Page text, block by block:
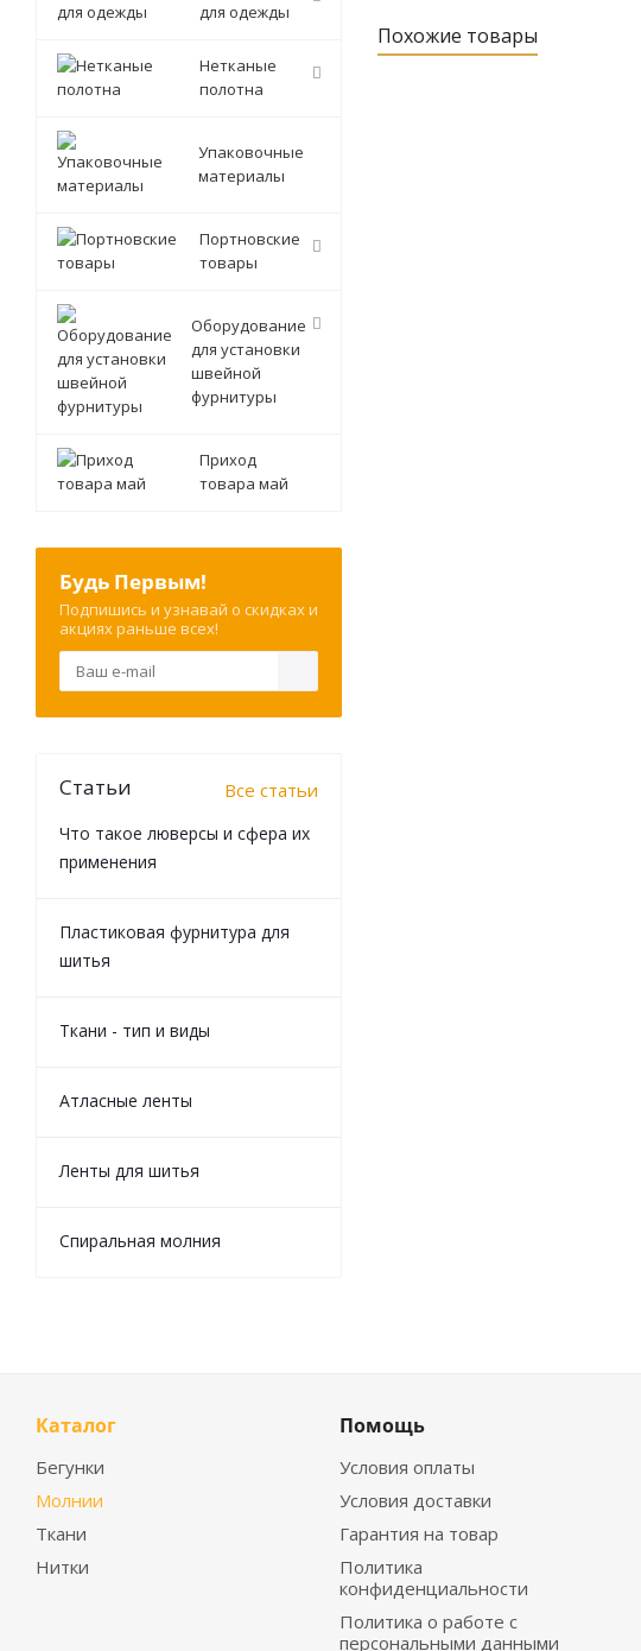
Похожие товары
для одежды
Нетканые
полотна
Упаковочные
материалы
Портновские
товары
Оборудование
для установки
швейной
фурнитуры
Приход
товара май
Будь Первым!
Подпишись и узнавай о скидках и
акциях раньше всех!
Статьи Все статьи
Что такое люверсы и сфера их
применения
Пластиковая фурнитура для
шитья
Ткани - тип и виды
Атласные ленты
Ленты для шитья
Спиральная молния
Каталог
Бегунки
Молнии
Ткани
Нитки
Помощь
Условия оплаты
Условия доставки
Гарантия на товар
Политика
конфиденциальности
Политика о работе с
персональными данными